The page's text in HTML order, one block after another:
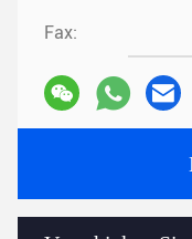
Fax: